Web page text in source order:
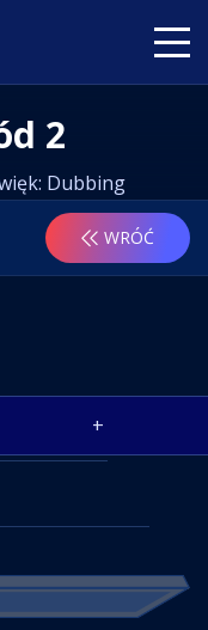
2
Dubbing
WRÓĆ
+